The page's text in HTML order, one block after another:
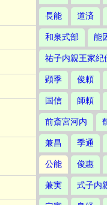
長能 道済
和泉式部 能
祐子内親王家紀
顕季 俊頼
国信 師頼
前斎宮河内
兼昌 季通
公能 俊惠
兼実 式子内